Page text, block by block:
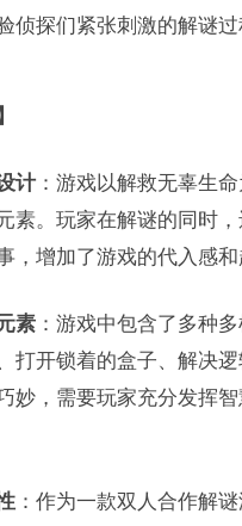
侦探们紧张刺激的解谜过
计：游戏以解救无辜生
素。玩家在解谜的同时
，增加了游戏的代入感和
素：游戏中包含了多种多
打开锁着的盒子、解决
妙，需要玩家充分发挥
：作为一款双人合作解